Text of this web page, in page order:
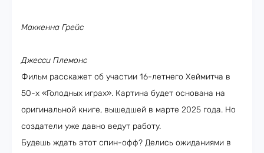
Маккенна Грейс
Джесси Племонс
Фильм расскажет об участии 16-летнего Хеймитча в
50-х «Голодных играх». Картина будет основана на
оригинальной книге, вышедшей в марте 2025 года. Но
создатели уже давно ведут работу.
Будешь ждать этот спин-офф? Делись ожиданиями в